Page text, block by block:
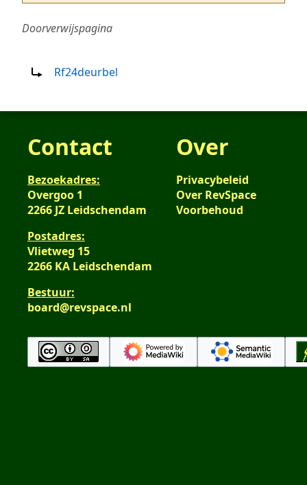
Doorverwijspagina
Rf24deurbel
Contact
Bezoekadres:
Overgoo 1
2266 JZ Leidschendam
Postadres:
Vlietweg 15
2266 KA Leidschendam
Bestuur:
board@revspace.nl
Over
Privacybeleid
Over RevSpace
Voorbehoud